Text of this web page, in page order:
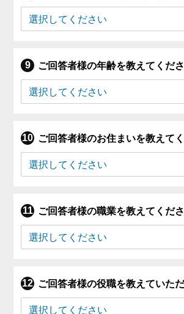
ご回答者様の年齢を教えてくださ
ご回答者様のお住まいを教えてく
ご回答者様の職業を教えてくださ
ご回答者様の役職を教えていただ